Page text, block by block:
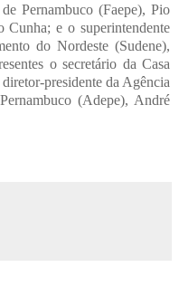
Pernambuco (Faepe), Pio
Cunha; e o superintendente
do Nordeste (Sudene),
o secretário da Casa
presidente da Agência
(Adepe), André